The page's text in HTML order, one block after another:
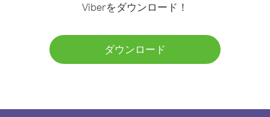
Viberをダウンロード！
ダウンロード